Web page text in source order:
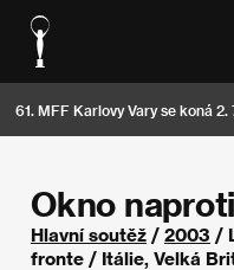
61. MFF Karlovy Vary se koná 2.
Okno naproti
Hlavní soutěž / 2003 /
fronte / Itálie, Velká